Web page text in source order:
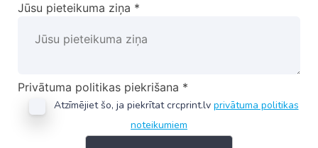
Jūsu pieteikuma ziņa *
Privātuma politikas piekrišana *
Atzīmējiet šo, ja piekrītat crcprint.lv privātuma politikas
noteikumiem